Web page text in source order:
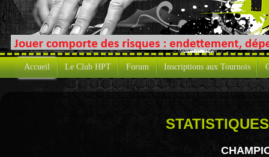
Accueil Le Club HPT Forum Inscriptions aux Tournois